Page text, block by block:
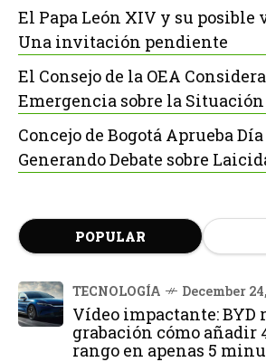
El Papa León XIV y su posible
Una invitación pendiente
El Consejo de la OEA
Emergencia sobre la
Concejo de Bogotá Aprueba
Generando Debate sobre
POPULAR
TECNOLOGÍA December
Vídeo impactante: BYD
grabación cómo añadir
rango en apenas 5